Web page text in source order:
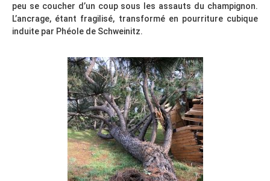
peu se coucher d’un coup sous les assauts du champignon.
L’ancrage, étant fragilisé, transformé en pourriture cubique
induite par Phéole de Schweinitz.